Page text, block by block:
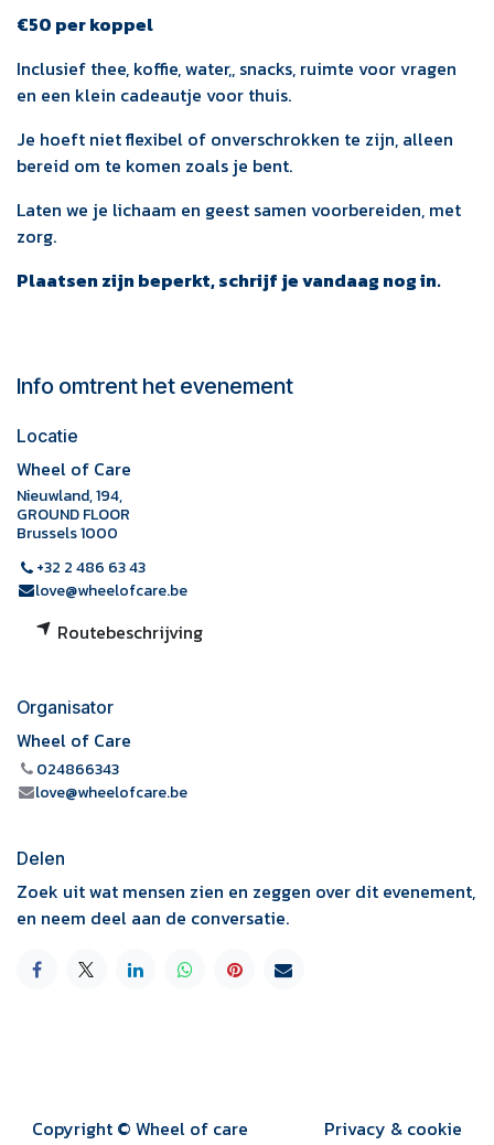
€50 per koppel
Inclusief thee, koffie, water,, snacks, ruimte voor vragen
en een klein cadeautje voor thuis.
Je hoeft niet flexibel of onverschrokken te zijn, alleen
bereid om te komen zoals je bent.
Laten we je lichaam en geest samen voorbereiden, met
zorg.
Plaatsen zijn beperkt, schrijf je vandaag nog in.
Info omtrent het evenement
Locatie
Wheel of Care
Nieuwland, 194,
GROUND FLOOR
Brussels 1000
+32 2 486 63 43
love@wheelofcare.be
Routebeschrijving
Organisator
Wheel of Care
024866343
love@wheelofcare.be
Delen
Zoek uit wat mensen zien en zeggen over dit evenement,
en neem deel aan de conversatie.
Copyright © Wheel of care Privacy & cookie